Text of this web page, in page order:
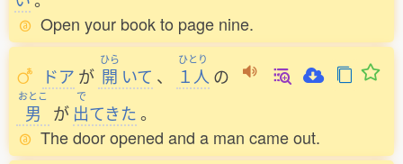
Open your book to page nine.
ドア が
ひら
開 いて 、
ひとり
１人 の
おとこ
男 が
で
出てきた。
The door opened and a man came out.